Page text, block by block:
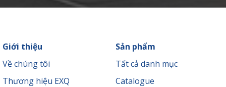
Giới thiệu
Về chúng tôi
Thương hiệu EXQ
Sản phẩm
Tất cả danh mục
Catalogue